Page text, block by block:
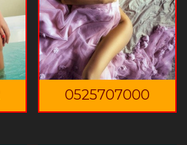
0525707000